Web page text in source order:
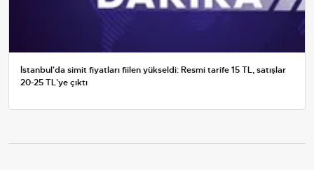
İstanbul'da simit fiyatları fiilen yükseldi: Resmi tarife 15 TL, satışlar
20-25 TL'ye çıktı